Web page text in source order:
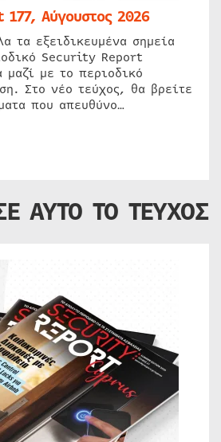
Αύγουστος 2026
τα εξειδικευμένα σημεία
Security Report
μαζί με το περιοδικό
Στο νέο τεύχος, θα βρείτε
που απευθύνο…
ΑΥΤΟ ΤΟ ΤΕΥΧΟΣ